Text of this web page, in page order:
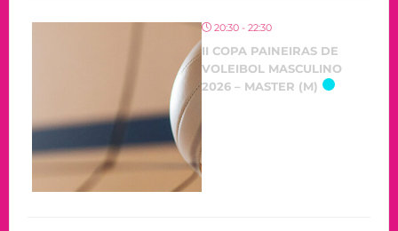
20:30 - 22:30
II COPA PAINEIRAS DE
VOLEIBOL MASCULINO
2026 – MASTER (M)